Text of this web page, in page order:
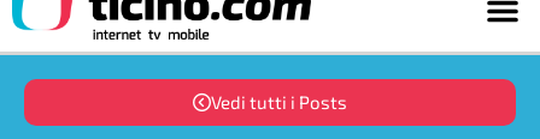
Vedi tutti i Posts